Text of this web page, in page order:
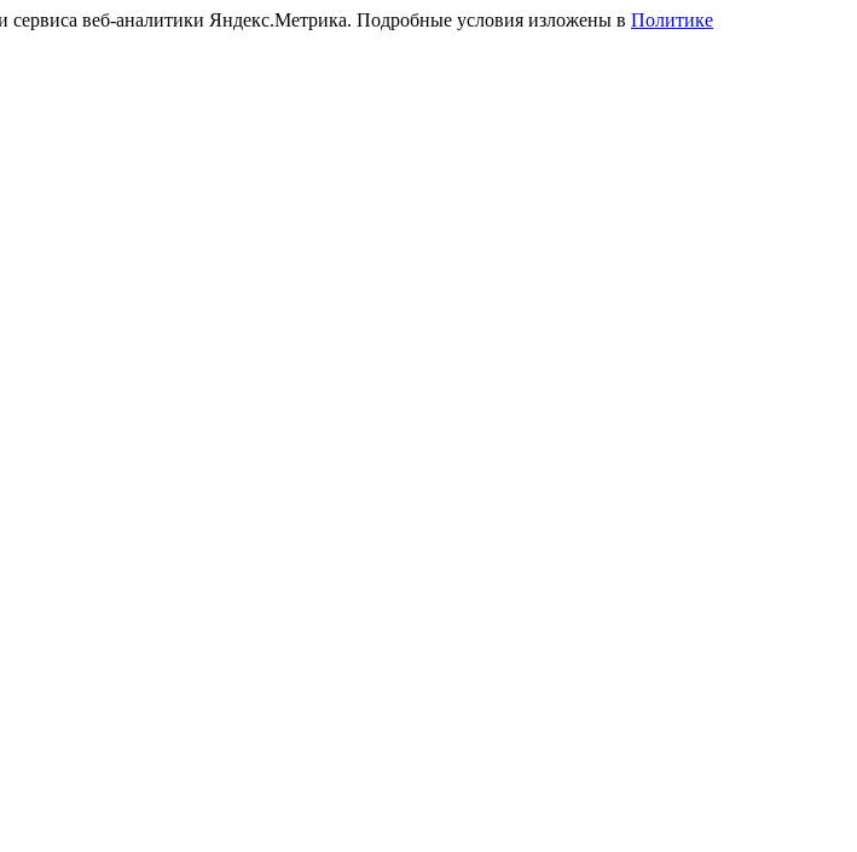
сервиса веб-аналитики Яндекс.Метрика. Подробные условия изложены в Политике